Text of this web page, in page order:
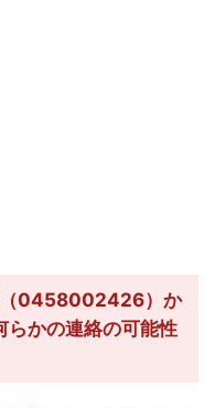
（0458002426）か
らかの連絡の可能性